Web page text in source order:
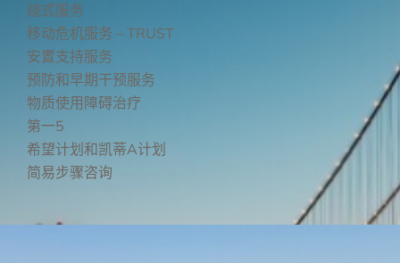
支持服务
绕式服务
移动危机服务 – TRUST
安置支持服务
预防和早期干预服务
物质使用障碍治疗
第一5
希望计划和凯蒂A计划
简易步骤咨询